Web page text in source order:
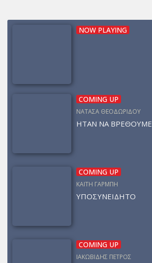
NOW PLAYING
COMING UP
ΝΑΤΑΣΑ ΘΕΟΔΩΡΙΔΟΥ
ΗΤΑΝ ΝΑ ΒΡΕΘΟΥΜΕ
COMING UP
ΚΑΙΤΗ ΓΑΡΜΠΗ
ΥΠΟΣΥΝΕΙΔΗΤΟ
COMING UP
ΙΑΚΩΒΙΔΗΣ ΠΕΤΡΟΣ